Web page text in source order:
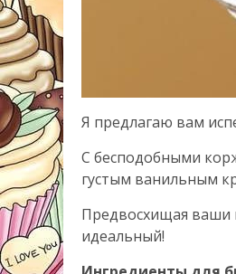
Я предлагаю вам
С бесподобными
густым ванильным
Предвосхищая ваши
идеальный!